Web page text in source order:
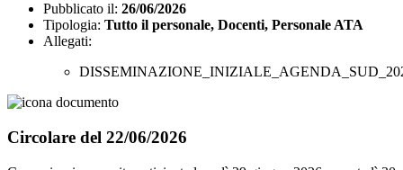
Pubblicato il: 26/06/2026
Tipologia: Tutto il personale, Docenti, Personale ATA
Allegati:
Circolare del 22/06/2026